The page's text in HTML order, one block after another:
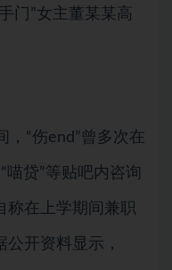
门”女主董某某高
，“伤end”曾多次在
喵贷”等贴吧内咨询
称在上学期间兼职
开资料显示，